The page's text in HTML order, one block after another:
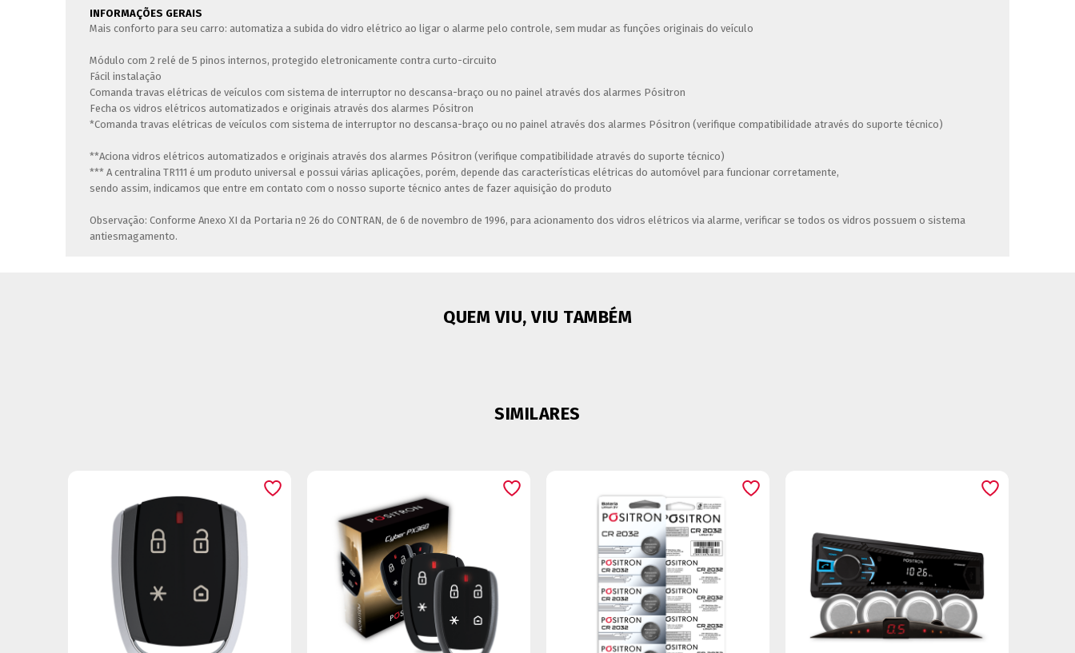
INFORMAÇÕES GERAIS
Mais conforto para seu carro: automatiza a subida do vidro elétrico ao ligar o alarme pelo controle, sem mudar as funções originais do veículo
Módulo com 2 relé de 5 pinos internos, protegido eletronicamente contra curto-circuito
Fácil instalação
Comanda travas elétricas de veículos com sistema de interruptor no descansa-braço ou no painel através dos alarmes Pósitron
Fecha os vidros elétricos automatizados e originais através dos alarmes Pósitron
*Comanda travas elétricas de veículos com sistema de interruptor no descansa-braço ou no painel através dos alarmes Pósitron (verifique compatibilidade através do suporte técnico)
**Aciona vidros elétricos automatizados e originais através dos alarmes Pósitron (verifique compatibilidade através do suporte técnico)
*** A centralina TR111 é um produto universal e possui várias aplicações, porém, depende das características elétricas do automóvel para funcionar corretamente,
sendo assim, indicamos que entre em contato com o nosso suporte técnico antes de fazer aquisição do produto
Observação: Conforme Anexo XI da Portaria nº 26 do CONTRAN, de 6 de novembro de 1996, para acionamento dos vidros elétricos via alarme, verificar se todos os vidros possuem o sistema
antiesmagamento.
QUEM VIU, VIU TAMBÉM
SIMILARES